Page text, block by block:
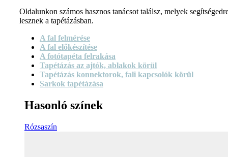
Oldalunkon számos hasznos tanácsot találsz, melyek
lesznek a tapétázásban.
A fal felmérése
A fal előkészítése
A fotótapéta felrakása
Tapétázás az ajtók, ablakok körül
Tapétázás konnektorok, fali kapcsolók körül
Sarkok tapétázása
Hasonló színek
Rózsaszín